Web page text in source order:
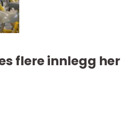
flere innlegg her